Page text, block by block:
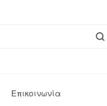
Επικοινωνία